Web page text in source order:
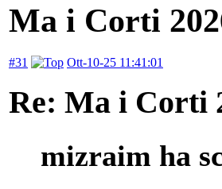
Ma i Corti
#31 Ott-10-25 11:41:01
Re: Ma i Corti
mizraim ha